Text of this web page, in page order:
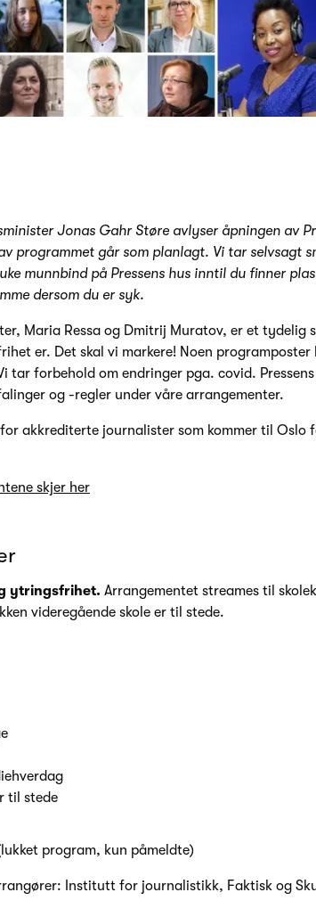
Jonas Gahr Støre avlyser åpningen av
programmet går som planlagt. Vi tar selvsagt
munnbind på Pressens hus inntil du finner
dersom du er syk.
Maria Ressa og Dmitrij Muratov, er et tydelig
er. Det skal vi markere! Noen programposter
tar forbehold om endringer pga. covid.
og -regler under våre arrangementer.
for akkrediterte journalister som kommer til Oslo
skjer her
ytringsfrihet. Arrangementet streames til
videregående skole er til stede.
til stede
program, kun påmeldte)
Institutt for journalistikk, Faktisk og